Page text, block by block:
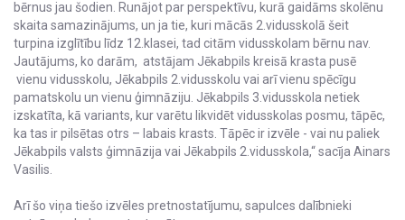
bērnus jau šodien. Runājot par perspektīvu, kurā gaidāms skolēnu
skaita samazinājums, un ja tie, kuri mācās 2.vidusskolā šeit
turpina izglītību līdz 12.klasei, tad citām vidusskolam bērnu nav.
Jautājums, ko darām, atstājam Jēkabpils kreisā krasta pusē
vienu vidusskolu, Jēkabpils 2.vidusskolu vai arī vienu spēcīgu
pamatskolu un vienu ģimnāziju. Jēkabpils 3.vidusskola netiek
izskatīta, kā variants, kur varētu likvidēt vidusskolas posmu, tāpēc,
ka tas ir pilsētas otrs – labais krasts. Tāpēc ir izvēle - vai nu paliek
Jēkabpils valsts ģimnāzija vai Jēkabpils 2.vidusskola,“ sacīja Ainars
Vasilis.
Arī šo viņa tiešo izvēles pretnostatījumu, sapulces dalībnieki